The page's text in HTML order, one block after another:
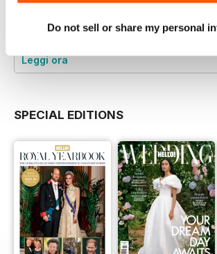
Do not sell or share my personal
Provate uncampione gratuitodi Hello!
Leggi ora
SPECIAL EDITIONS